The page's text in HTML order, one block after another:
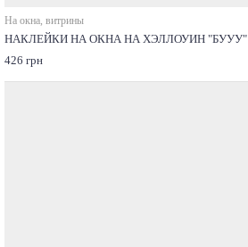
На окна, витрины
НАКЛЕЙКИ НА ОКНА НА ХЭЛЛОУИН "БУУУ"
426 грн